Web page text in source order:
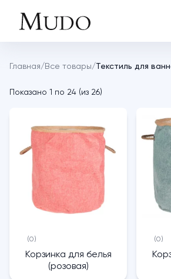
Главная/ Все товары/Текстиль для
Показано 1 по 24 (из 26)
(0)
Корзинка для белья
(розовая)
(0)